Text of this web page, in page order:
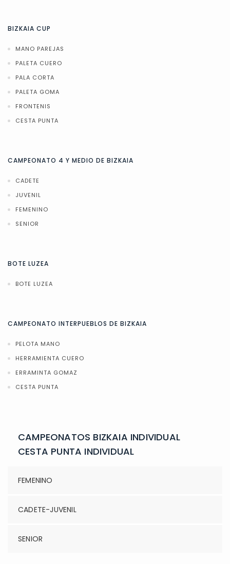
BIZKAIA CUP
MANO PAREJAS
PALETA CUERO
PALA CORTA
PALETA GOMA
FRONTENIS
CESTA PUNTA
CAMPEONATO 4 Y MEDIO DE BIZKAIA
CADETE
JUVENIL
FEMENINO
SENIOR
BOTE LUZEA
BOTE LUZEA
CAMPEONATO INTERPUEBLOS DE BIZKAIA
PELOTA MANO
HERRAMIENTA CUERO
ERRAMINTA GOMAZ
CESTA PUNTA
CAMPEONATOS BIZKAIA INDIVIDUAL
CESTA PUNTA INDIVIDUAL
FEMENINO
CADETE-JUVENIL
SENIOR